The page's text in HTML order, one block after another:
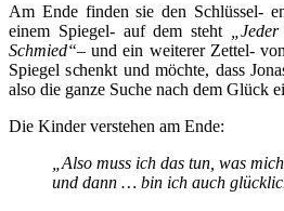
Am Ende finden sie den Schlüssel-
einem Spiegel- auf dem steht
Schmied“– und ein weiterer Zettel-
Spiegel schenkt und möchte, dass
also die ganze Suche nach dem Glück
Die Kinder verstehen am Ende:
„Also muss ich das tun, was
und dann … bin ich auch